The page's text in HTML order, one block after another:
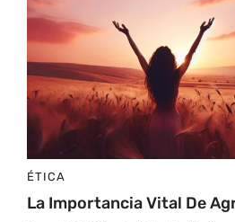
ÉTICA
La Importancia Vital De